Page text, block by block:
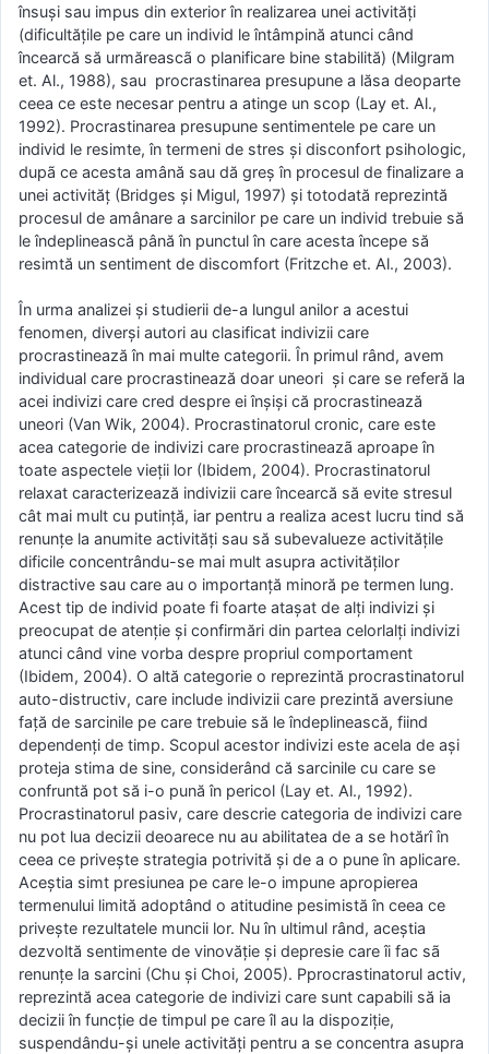
însuși sau impus din exterior în realizarea unei activități
(dificultățile pe care un individ le întâmpină atunci când
încearcă să urmăreascã o planificare bine stabilită) (Milgram
et. Al., 1988), sau procrastinarea presupune a lăsa deoparte
ceea ce este necesar pentru a atinge un scop (Lay et. Al.,
1992). Procrastinarea presupune sentimentele pe care un
individ le resimte, în termeni de stres și disconfort psihologic,
dupã ce acesta amână sau dă greș în procesul de finalizare a
unei activităț (Bridges și Migul, 1997) și totodată reprezintă
procesul de amânare a sarcinilor pe care un individ trebuie să
le îndeplinească până în punctul în care acesta începe să
resimtă un sentiment de discomfort (Fritzche et. Al., 2003).
În urma analizei și studierii de-a lungul anilor a acestui
fenomen, diverși autori au clasificat indivizii care
procrastinează în mai multe categorii. În primul rând, avem
individual care procrastinează doar uneori și care se referă la
acei indivizi care cred despre ei înșiși că procrastinează
uneori (Van Wik, 2004). Procrastinatorul cronic, care este
acea categorie de indivizi care procrastineazã aproape în
toate aspectele vieții lor (Ibidem, 2004). Procrastinatorul
relaxat caracterizează indivizii care încearcă să evite stresul
cât mai mult cu putință, iar pentru a realiza acest lucru tind să
renunțe la anumite activități sau să subevalueze activitățile
dificile concentrându-se mai mult asupra activităților
distractive sau care au o importanță minoră pe termen lung.
Acest tip de individ poate fi foarte atașat de alți indivizi și
preocupat de atenție și confirmări din partea celorlalți indivizi
atunci când vine vorba despre propriul comportament
(Ibidem, 2004). O altă categorie o reprezintă procrastinatorul
auto-distructiv, care include indivizii care prezintă aversiune
față de sarcinile pe care trebuie să le îndeplinească, fiind
dependenți de timp. Scopul acestor indivizi este acela de ași
proteja stima de sine, considerând că sarcinile cu care se
confruntă pot să i-o pună în pericol (Lay et. Al., 1992).
Procrastinatorul pasiv, care descrie categoria de indivizi care
nu pot lua decizii deoarece nu au abilitatea de a se hotărî în
ceea ce privește strategia potrivită și de a o pune în aplicare.
Aceștia simt presiunea pe care le-o impune apropierea
termenului limită adoptând o atitudine pesimistă în ceea ce
privește rezultatele muncii lor. Nu în ultimul rând, aceștia
dezvoltă sentimente de vinovăție și depresie care îi fac sã
renunțe la sarcini (Chu și Choi, 2005). Pprocrastinatorul activ,
reprezintă acea categorie de indivizi care sunt capabili să ia
decizii în funcție de timpul pe care îl au la dispoziție,
suspendându-și unele activități pentru a se concentra asupra